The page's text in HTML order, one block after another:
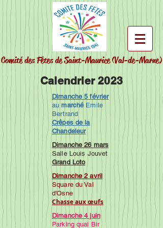
Comité des Fêtes de Saint-Maurice(Val-de-Marne)
Calendrier 2023
Dimanche 5 février
aumarchéEmile
Bertrand
Crêpes de la
Chandeleur
Dimanche 26 mars
Salle Louis Jouvet
Grand Loto
Dimanche 2 avril
Square du Val
d'Osne
Chasse aux œufs
Dimanche 4 juin
Parking quai Bir